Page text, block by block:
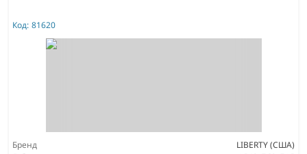
Код: 81620
Бренд
LIBERTY (США)